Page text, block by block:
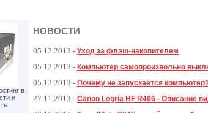
в
и
НОВОСТИ
05.12.2013 - Уход за флэш-накопителем
05.12.2013 - Компьютер самопроизвольно
05.12.2013 - Почему не запускается
27.11.2013 - Canon Legria HF R406 - Описание